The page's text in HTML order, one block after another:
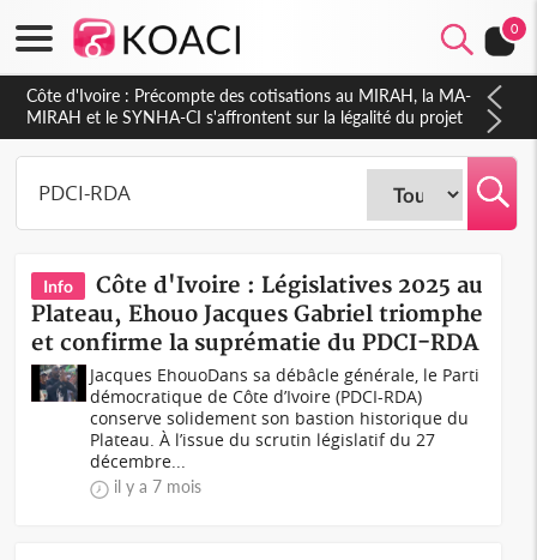
0
Côte d'Ivoire : Indépendance 2026, Thiam plaide pour un
environnement démocratique plus apaisé
Info
Côte d'Ivoire : Législatives 2025 au
Plateau, Ehouo Jacques Gabriel triomphe
et confirme la suprématie du PDCI-RDA
Jacques EhouoDans sa débâcle générale, le Parti
démocratique de Côte d’Ivoire (PDCI-RDA)
conserve solidement son bastion historique du
Plateau. À l’issue du scrutin législatif du 27
décembre...
il y a 7 mois